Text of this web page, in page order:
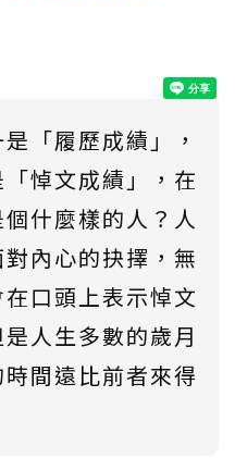
「履歷成績」，
悼文成績」，在
什麼樣的人？人
內心的抉擇，無
口頭上表示悼文
人生多數的歲月
間遠比前者來得